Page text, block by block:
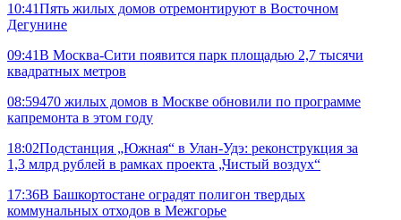
10:41Пять жилых домов отремонтируют в Восточном
Дегунине
09:41В Москва-Сити появится парк площадью 2,7 тысячи
квадратных метров
08:59470 жилых домов в Москве обновили по программе
капремонта в этом году
18:02Подстанция „Южная“ в Улан‑Удэ: реконструкция за
1,3 млрд рублей в рамках проекта „Чистый воздух“
17:36В Башкортостане оградят полигон твердых
коммунальных отходов в Межгорье